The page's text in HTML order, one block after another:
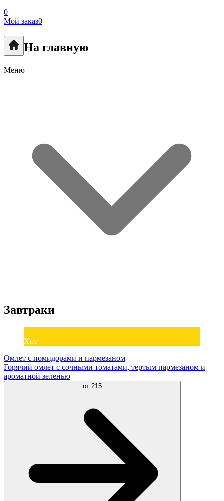
0
Мой заказ0
На главную
Меню
Завтраки
Хит
Омлет с помидорами и пармезаном
Горячий омлет с сочными томатами, тертым пармезаном и
ароматной зеленью
от 215